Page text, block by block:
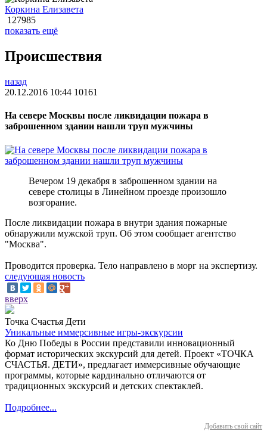
Коркина Елизавета
127985
показать ещё
Происшествия
назад
20.12.2016 10:44 10161
На севере Москвы после ликвидации пожара в
заброшенном здании нашли труп мужчины
Вечером 19 декабря в заброшенном здании на
севере столицы в Линейном проезде произошло
возгорание.
После ликвидации пожара в внутри здания пожарные
обнаружили мужской труп. Об этом сообщает агентство
"Москва".
Проводится проверка. Тело направлено в морг на экспертизу.
следующая новость
вверх
Точка Счастья Дети
Уникальные иммерсивные игры-экскурсии
Ко Дню Победы в России представили инновационный
формат исторических экскурсий для детей. Проект «ТОЧКА
СЧАСТЬЯ. ДЕТИ», предлагает иммерсивные обучающие
программы, которые кардинально отличаются от
традиционных экскурсий и детских спектаклей.
Подробнее...
Добавить свой сайт